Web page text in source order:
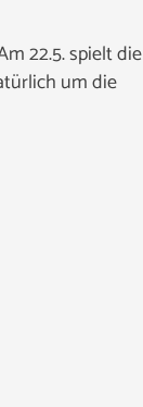
22.5. spielt die
um die